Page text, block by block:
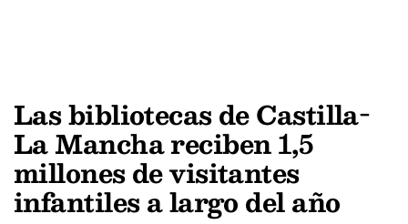
Las bibliotecas de Castilla-
La Mancha reciben 1,5
millones de visitantes
infantiles a largo del año